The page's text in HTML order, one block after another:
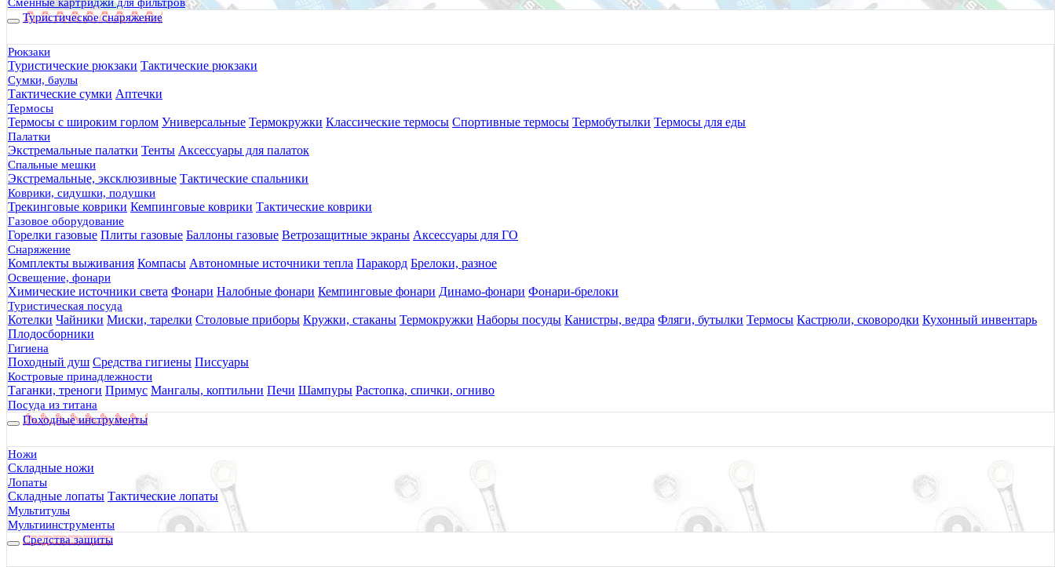
Туристическое снаряжение
Рюкзаки
Туристические рюкзаки Тактические рюкзаки
Сумки, баулы
Тактические сумки Аптечки
Термосы
Термосы с широким горлом Универсальные Термокружки Классические термосы Спортивные термосы Термобутылки Термосы для еды
Палатки
Экстремальные палатки Тенты Аксессуары для палаток
Спальные мешки
Экстремальные, эксклюзивные Тактические спальники
Коврики, сидушки, подушки
Трекинговые коврики Кемпинговые коврики Тактические коврики
Газовое оборудование
Горелки газовые Плиты газовые Баллоны газовые Ветрозащитные экраны Аксессуары для ГО
Снаряжение
Комплекты выживания Компасы Автономные источники тепла Паракорд Брелоки, разное
Освещение, фонари
Химические источники света Фонари Налобные фонари Кемпинговые фонари Динамо-фонари Фонари-брелоки
Туристическая посуда
Котелки Чайники Миски, тарелки Столовые приборы Кружки, стаканы Термокружки Наборы посуды Канистры, ведра Фляги, бутылки Термосы Кастрюли, сковородки Кухонный инвентарь
Плодосборники
Гигиена
Походный душ Средства гигиены Писсуары
Костровые принадлежности
Таганки, треноги Примус Мангалы, коптильни Печи Шампуры Растопка, спички, огниво
Посуда из титана
Походные инструменты
Ножи
Складные ножи
Лопаты
Складные лопаты Тактические лопаты
Мультитулы
Мультиинструменты
Средства защиты
526 руб.